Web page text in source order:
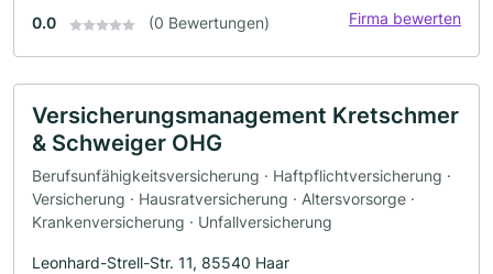
0.0 (0 Bewertungen) Firma bewerten
Versicherungsmanagement Kretschmer
& Schweiger OHG
Berufsunfähigkeitsversicherung · Haftpflichtversicherung ·
Versicherung · Hausratversicherung · Altersvorsorge ·
Krankenversicherung · Unfallversicherung
Leonhard-Strell-Str. 11, 85540 Haar